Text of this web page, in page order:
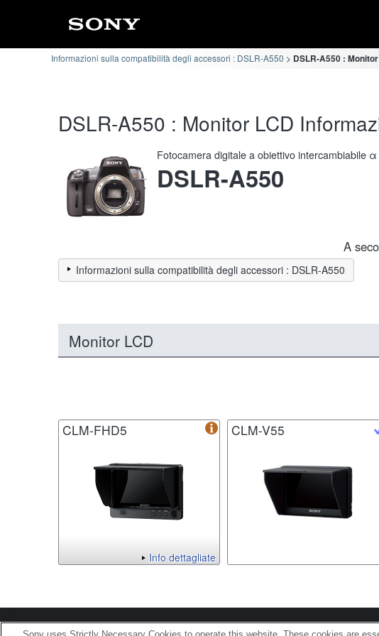
Informazioni sulla compatibilità degli accessori : DSLR-A550 DSLR-A550 :
DSLR-A550 : Monitor LCD
Fotocamera digitale a obiettivo intercambiabile α
DSLR-A550
A
Informazioni sulla compatibilità degli accessori : DSLR-A550
Monitor LCD
CLM-FHD5
Info dettagliate
CLM-V55